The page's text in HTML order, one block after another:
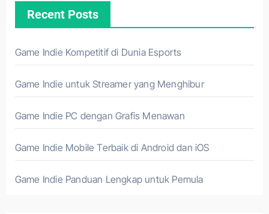
Recent Posts
Game Indie Kompetitif di Dunia Esports
Game Indie untuk Streamer yang Menghibur
Game Indie PC dengan Grafis Menawan
Game Indie Mobile Terbaik di Android dan iOS
Game Indie Panduan Lengkap untuk Pemula